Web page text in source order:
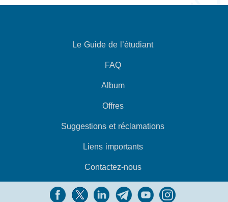
Le Guide de l’étudiant
FAQ
Album
Offres
Suggestions et réclamations
Liens importants
Contactez-nous